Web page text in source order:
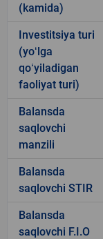
(kamida)
Investitsiya turi
(yoʻlga
qoʻyiladigan
faoliyat turi)
Balansda
saqlovchi
manzili
Balansda
saqlovchi STIR
Balansda
saqlovchi F.I.O